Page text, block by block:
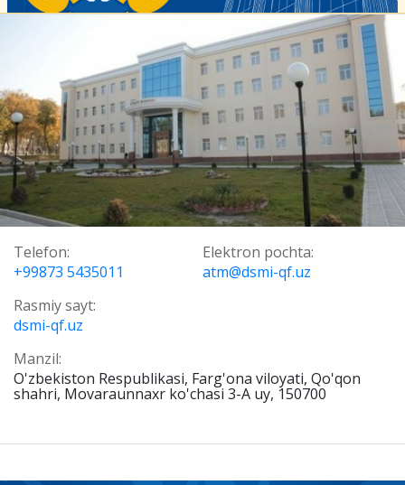
Telefon:
+99873 5435011
Elektron pochta:
atm@dsmi-qf.uz
Rasmiy sayt:
dsmi-qf.uz
Manzil:
O'zbekiston Respublikasi, Farg'ona viloyati, Qo'qon
shahri, Movaraunnaxr ko'chasi 3-A uy, 150700